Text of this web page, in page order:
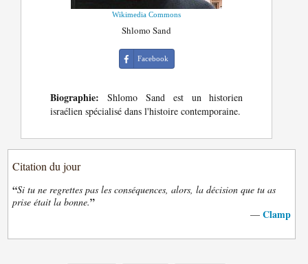
Wikimedia Commons
Shlomo Sand
Facebook
Biographie: Shlomo Sand est un historien
israélien spécialisé dans l'histoire contemporaine.
Citation du jour
“Si tu ne regrettes pas les conséquences, alors, la décision que tu as
prise était la bonne.”
— Clamp